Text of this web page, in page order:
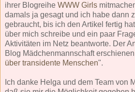
ihrer Blogreihe WWW Girls
damals ja gesagt und ich habe dann
gebraucht, bis ich den Artikel fertig
über mich schreibe und ein paar
Aktivitäten im Netz beantworte. Der
Blog Mädchenmannschaft
über transidente Menschen".
Ich danke Helga und dem Team von